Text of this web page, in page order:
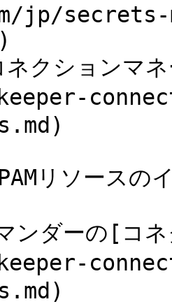
jp/
クションマ
リソースの
ダーの[コネ